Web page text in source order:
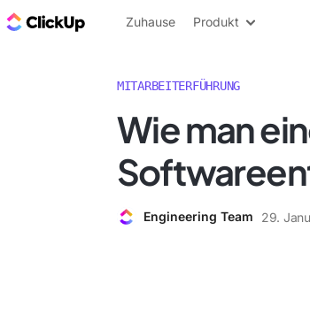
ClickUp Blog
Zuhause Produkt
MITARBEITERFÜHRUNG
Wie man
Engineering Team 29.